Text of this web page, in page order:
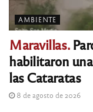
AMBIENTE
Maravillas.
habilitaron
las Cataratas
8 de agosto de 2026